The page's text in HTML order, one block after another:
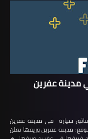
مدينة عفرين
سيارة في مدينة عفرين
مدينة عفرين وريفها تعلن